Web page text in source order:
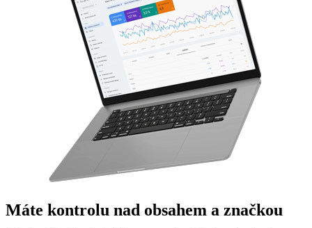
Máte kontrolu nad obsahem a značkou